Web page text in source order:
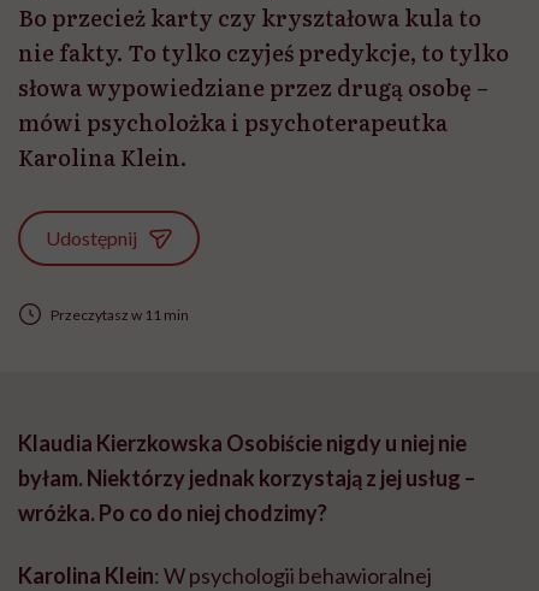
Bo przecież karty czy kryształowa kula to
nie fakty. To tylko czyjeś predykcje, to tylko
słowa wypowiedziane przez drugą osobę –
mówi psycholożka i psychoterapeutka
Karolina Klein.
Udostępnij
Przeczytasz w 11 min
Klaudia Kierzkowska Osobiście nigdy u niej nie
byłam. Niektórzy jednak korzystają z jej usług –
wróżka. Po co do niej chodzimy?
Karolina Klein: W psychologii behawioralnej